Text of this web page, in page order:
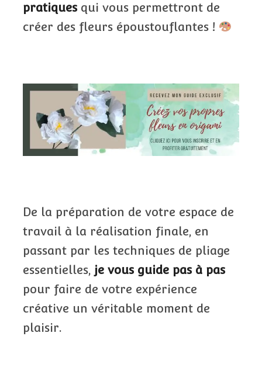
pratiques qui vous permettront de
créer des fleurs époustouflantes !
De la préparation de votre espace de
travail à la réalisation finale, en
passant par les techniques de pliage
essentielles, je vous guide pas à pas
pour faire de votre expérience
créative un véritable moment de
plaisir.